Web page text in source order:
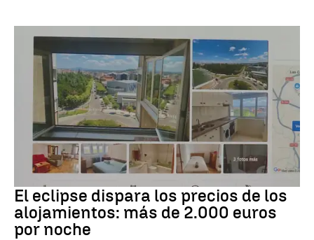
Eclipse solar
El eclipse dispara los precios de los
alojamientos: más de 2.000 euros
por noche